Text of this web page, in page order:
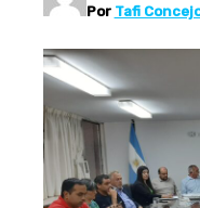
Por Tafi